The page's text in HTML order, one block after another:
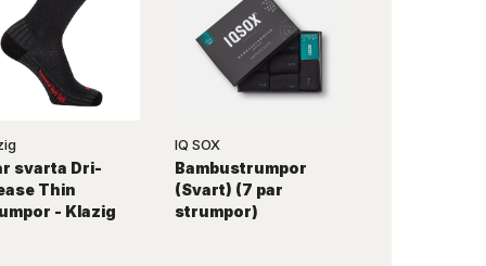
svarta Dri-
Thin
- Klazig
IQ SOX
Bambustrumpor
(Svart) (7 par
strumpor)